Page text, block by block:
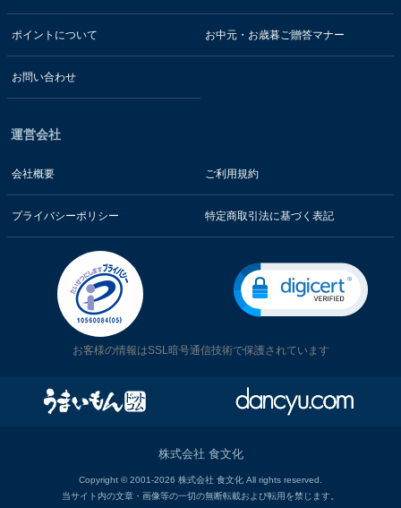
ポイントについて お中元・お歳暮ご贈答マナー
お問い合わせ
運営会社
会社概要 ご利用規約
プライバシーポリシー 特定商取引法に基づく表記
お客様の情報はSSL暗号通信技術で保護されています
株式会社 食文化
Copyright © 2001-2026 株式会社 食文化 All rights reserved.
当サイト内の文章・画像等の一切の無断転載および転用を禁じます。